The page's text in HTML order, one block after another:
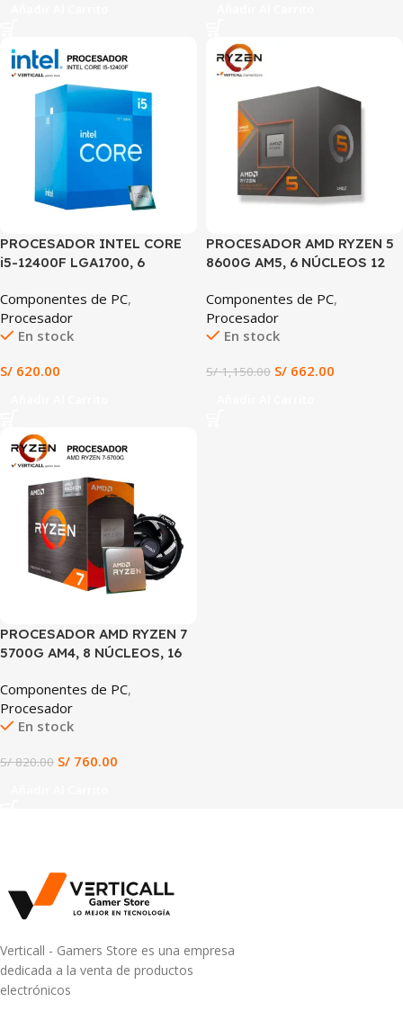
PROCESADOR INTEL CORE
i5-12400F LGA1700, 6
4.4GHz, CACHE 18MB, ALTO
RENDIMIENTO GAMER Y
OFIMÁTICA
Componentes de PC,
Procesador
En stock
S/ 620.00
SALE
PROCESADOR AMD RYZEN 5
8600G AM5, 6 NÚCLEOS 12
RADEON 760M RDNA 3
Componentes de PC,
Procesador
En stock
S/1,150.00 S/ 662.00
SALE
PROCESADOR AMD RYZEN 7
5700G AM4, 8 NÚCLEOS, 16
GRÁFICOS RADEON
INTEGRADOS, CACHE 20MB
Componentes de PC,
Procesador
En stock
S/820.00 S/ 760.00
Verticall - Gamers Store es una empresa
dedicada a la venta de productos
electrónicos